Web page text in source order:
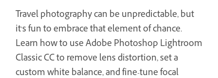
Travel photography can be unpredictable, but
it's fun to embrace that element of chance.
Learn how to use Adobe Photoshop Lightroom
Classic CC to remove lens distortion, set a
custom white balance, and fine-tune focal